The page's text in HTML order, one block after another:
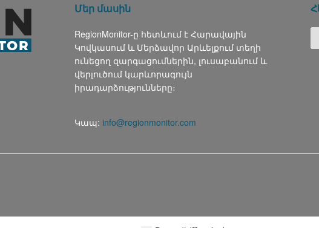
Մեր մասին
RegionMonitor-ը հետևում է Հարավային
Կովկասում և Մերձավոր Արևելքում տեղի
ունեցող զարգացումներին, լուսաբանում և
վերլուծում կարևորագույն
իրադարձությունները։
Կապ: info@regionmonitor.com